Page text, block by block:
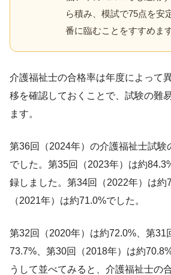
ら積み、模試で75点を安
番に臨むことをすすめます
介護福祉士の合格率は年度によって
移を確認しておくことで、試験の難
ます。
第36回（2024年）の介護福祉士試験
でした。第35回（2023年）は約
録しました。第34回（2022年）は約
（2021年）は約71.0%でした。
第32回（2020年）は約72.0%、第31
73.7%、第30回（2018年）は約
うして並べてみると、介護福祉士の